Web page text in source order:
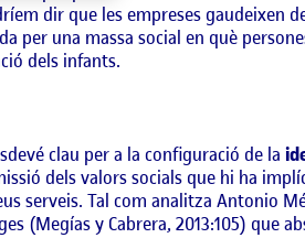
dir que les empreses gaudeixen
per una massa social en què
dels infants.
clau per a la configuració de la
dels valors socials que hi ha
serveis. Tal com analitza Antonio
(Megías y Cabrera, 2013:105) que